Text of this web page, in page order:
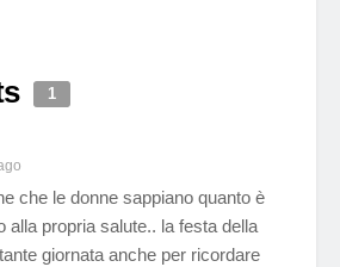
1
che le donne sappiano quanto è
alla propria salute.. la festa della
giornata anche per ricordare